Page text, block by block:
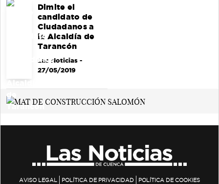
Dimite el
candidato de
Ciudadanos a
la Alcaldía de
Tarancón
Las Noticias-
27/05/2019
AVISO LEGAL POLÍTICA DE PRIVACIDAD POLÍTICA DE COOKIES